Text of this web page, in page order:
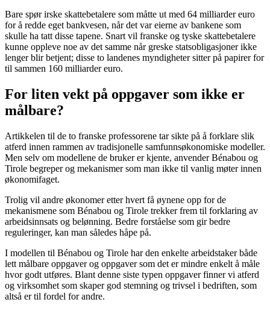
Bare spør irske skattebetalere som måtte ut med 64 milliarder euro
for å redde eget bankvesen, når det var eierne av bankene som
skulle ha tatt disse tapene. Snart vil franske og tyske skattebetalere
kunne oppleve noe av det samme når greske statsobligasjoner ikke
lenger blir betjent; disse to landenes myndigheter sitter på papirer for
til sammen 160 milliarder euro.
For liten vekt på oppgaver som ikke er
målbare?
Artikkelen til de to franske professorene tar sikte på å forklare slik
atferd innen rammen av tradisjonelle samfunnsøkonomiske modeller.
Men selv om modellene de bruker er kjente, anvender Bénabou og
Tirole begreper og mekanismer som man ikke til vanlig møter innen
økonomifaget.
Trolig vil andre økonomer etter hvert få øynene opp for de
mekanismene som Bénabou og Tirole trekker frem til forklaring av
arbeidsinnsats og belønning. Bedre forståelse som gir bedre
reguleringer, kan man således håpe på.
I modellen til Bénabou og Tirole har den enkelte arbeidstaker både
lett målbare oppgaver og oppgaver som det er mindre enkelt å måle
hvor godt utføres. Blant denne siste typen oppgaver finner vi atferd
og virksomhet som skaper god stemning og trivsel i bedriften, som
altså er til fordel for andre.